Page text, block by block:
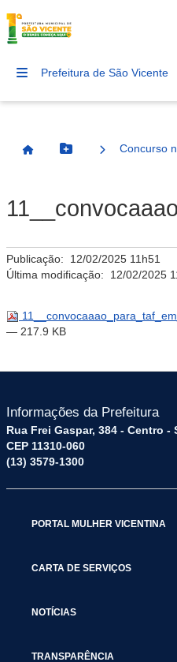
Prefeitura de São Vicente
Página InicialBotão Menu
Concurso
Publicação: 12/02/2025 11h51
Última modificação: 12/02/2025
— 217.9 KB
Informações da Prefeitura
Rua Frei Gaspar, 384 - Centro -
CEP 11310-060
(13) 3579-1300
PORTAL MULHER VICENTINA
CARTA DE SERVIÇOS
NOTÍCIAS
TRANSPARÊNCIA